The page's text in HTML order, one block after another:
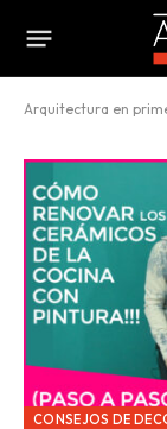
Arquitectura en
CONSEJOS DE